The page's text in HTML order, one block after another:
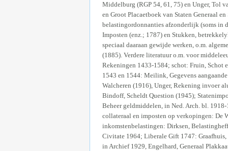
Middelburg (RGP 54, 61, 75) en Unger, Tol
en Groot Placaetboek van Staten Generaal
belastingordonnanties afzonderlijk (soms in
Imposten (enz.; 1787) en Stukken,
speciaal daaraan gewijde werken, o.m.
(1885). Verdere literatuur o.m. voor
Rekeningen 1433-1584; schot: Fruin, Schot
1543 en 1544: Meilink, Gegevens
Walcheren (1916), Unger, Rekening invoer
Bindoff, Scheldt Question (1945);
Beheer geldmiddelen, in Ned. Arch. bl.
collateraal en imposten op verkopingen: De
inkomstenbelastingen: Dirksen,
Civitate 1964; Liberale Gift 1747:
in Archief 1929, Engelhard, Generaal